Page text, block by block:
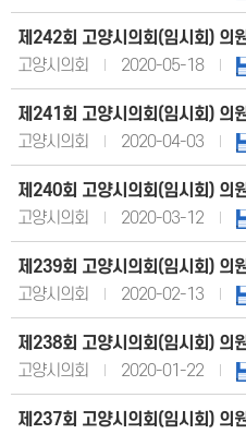
제242회 고양시의회(임시회) 의
고양시의회
2020-05-18
제241회 고양시의회(임시회) 의
고양시의회
2020-04-03
제240회 고양시의회(임시회) 의
고양시의회
2020-03-12
제239회 고양시의회(임시회) 의
고양시의회
2020-02-13
제238회 고양시의회(임시회) 의
고양시의회
2020-01-22
제237회 고양시의회(임시회) 의